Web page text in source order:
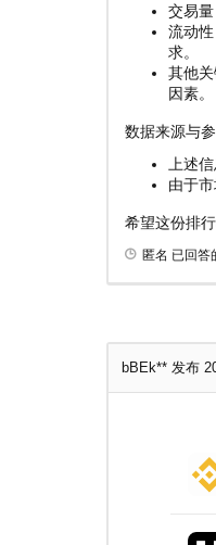
交易
流动
求。
其他
因素。
数据来源与
上述
由于
希望这份排
匿名 已回答
bBEk** 发布